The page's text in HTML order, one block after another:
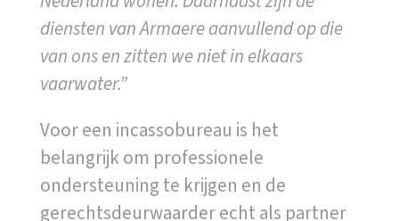
diensten van Armaere aanvullend op die
van ons en zitten we niet in elkaars
vaarwater.”
Voor een incassobureau is het
belangrijk om professionele
ondersteuning te krijgen en de
gerechtsdeurwaarder echt als partner